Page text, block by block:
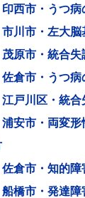
西市・うつ病
川市・左大脳
原市・統合失
倉市・うつ病
戸川区・統合
安市・両変形
倉市・知的障
橋市・発達障